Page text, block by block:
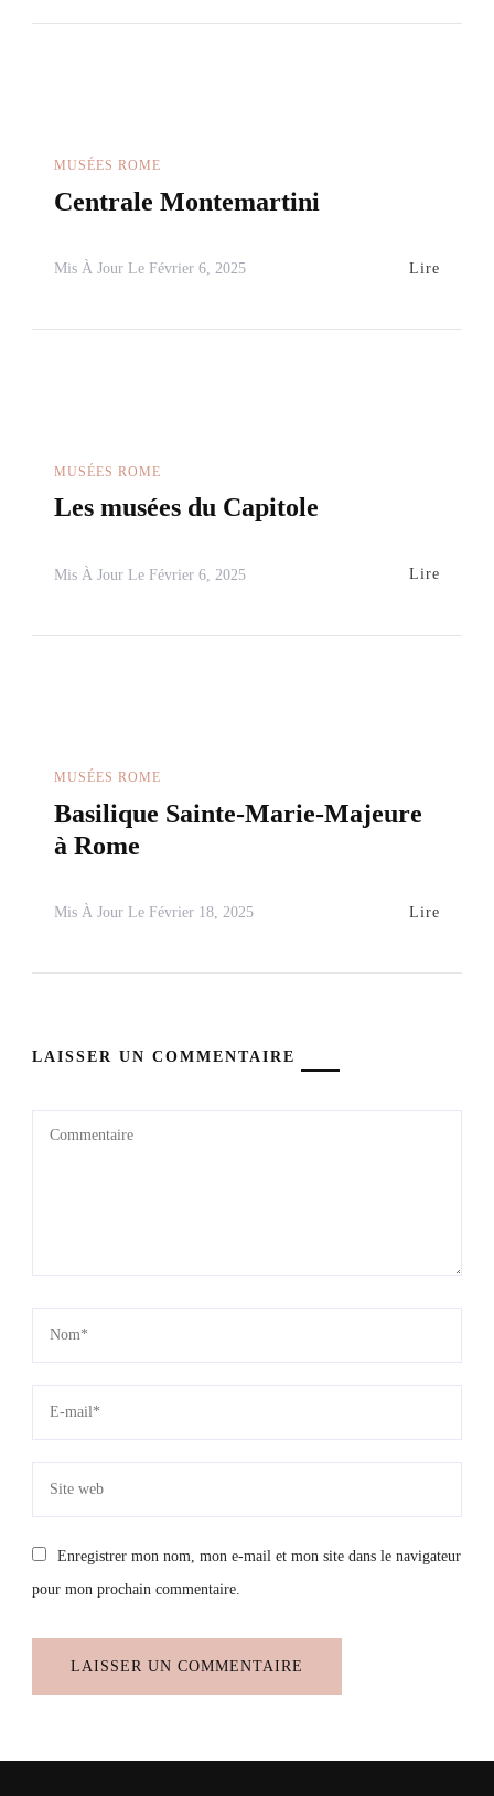
MUSÉES ROME
Centrale Montemartini
Mis À Jour Le Février 6, 2025 Lire
MUSÉES ROME
Les musées du Capitole
Mis À Jour Le Février 6, 2025 Lire
MUSÉES ROME
Basilique Sainte-Marie-Majeure
à Rome
Mis À Jour Le Février 18, 2025 Lire
LAISSER UN COMMENTAIRE
Enregistrer mon nom, mon e-mail et mon site dans le navigateur
pour mon prochain commentaire.